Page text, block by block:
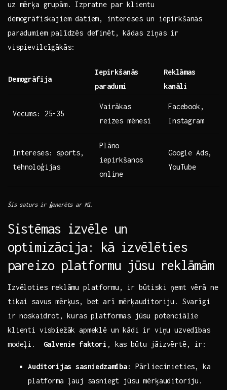
uz mērķa grupām. Izpratne par klientu‌
demogrāfiskajiem datiem, intereses un iepirkšanās
paradumiem palīdzēs definēt, kādas ‍ziņas ir‌
vispievilcīgākās:
Demogrāfija
Iepirkšanās ​
paradumi
Reklāmas
kanāli
Vecums: 25-35
Vairākas
reizes mēnesī
Facebook,
Instagram
Intereses:⁢ sports,
tehnoloģijas
Plāno
iepirkšanos⁣
online
Google Ads,
YouTube
Šis saturs ​ir⁢ ģenerēts ar MI.
Sistēmas izvēle un
optimizācija: kā izvēlēties
pareizo platformu jūsu reklāmām
Izvēloties reklāmu platformu, ‍ir būtiski ņemt vērā ne⁣
tikai savus mērķus, bet⁤ arī mērķauditoriju. Svarīgi
ir⁣ noskaidrot, kuras platformas jūsu potenciālie
klienti‍ visbiežāk‌ apmeklē un ⁣kādi ir viņu uzvedības
modeļi. ‌ Galvenie faktori , kas būtu jāizvērtē, ​ir:
Auditorijas sasniedzamība:
Pārliecinieties, ka
platforma ļauj​ sasniegt ‌jūsu mērķauditoriju.